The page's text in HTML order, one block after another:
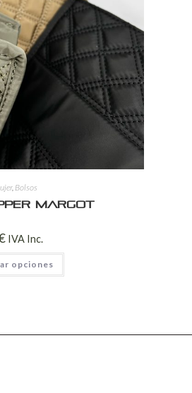
, Bolsos
Margot
IVA Inc.
opciones